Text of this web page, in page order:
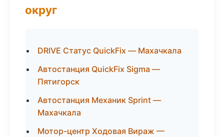
округ
DRIVE Статус QuickFix — Махачкала
Автостанция QuickFix Sigma —
Пятигорск
Автостанция Механик Sprint —
Махачкала
Мотор-центр Ходовая Вираж —